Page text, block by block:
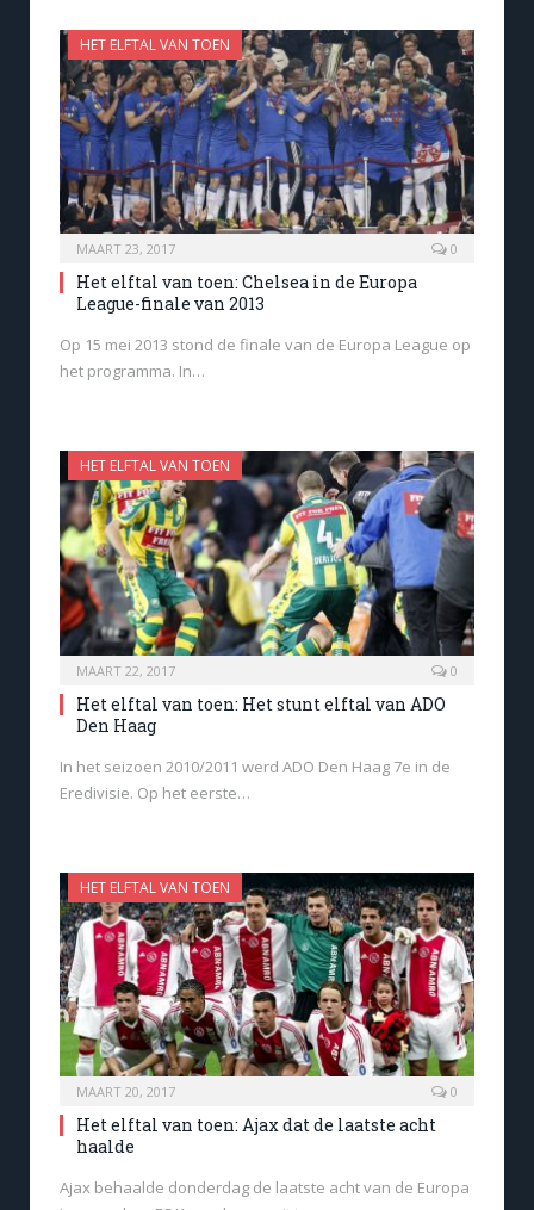
HET ELFTAL VAN TOEN
MAART 23, 2017 0
Het elftal van toen: Chelsea in de Europa
League-finale van 2013
Op 15 mei 2013 stond de finale van de Europa League op
het programma. In…
HET ELFTAL VAN TOEN
MAART 22, 2017 0
Het elftal van toen: Het stunt elftal van ADO
Den Haag
In het seizoen 2010/2011 werd ADO Den Haag 7e in de
Eredivisie. Op het eerste…
HET ELFTAL VAN TOEN
MAART 20, 2017 0
Het elftal van toen: Ajax dat de laatste acht
haalde
Ajax behaalde donderdag de laatste acht van de Europa